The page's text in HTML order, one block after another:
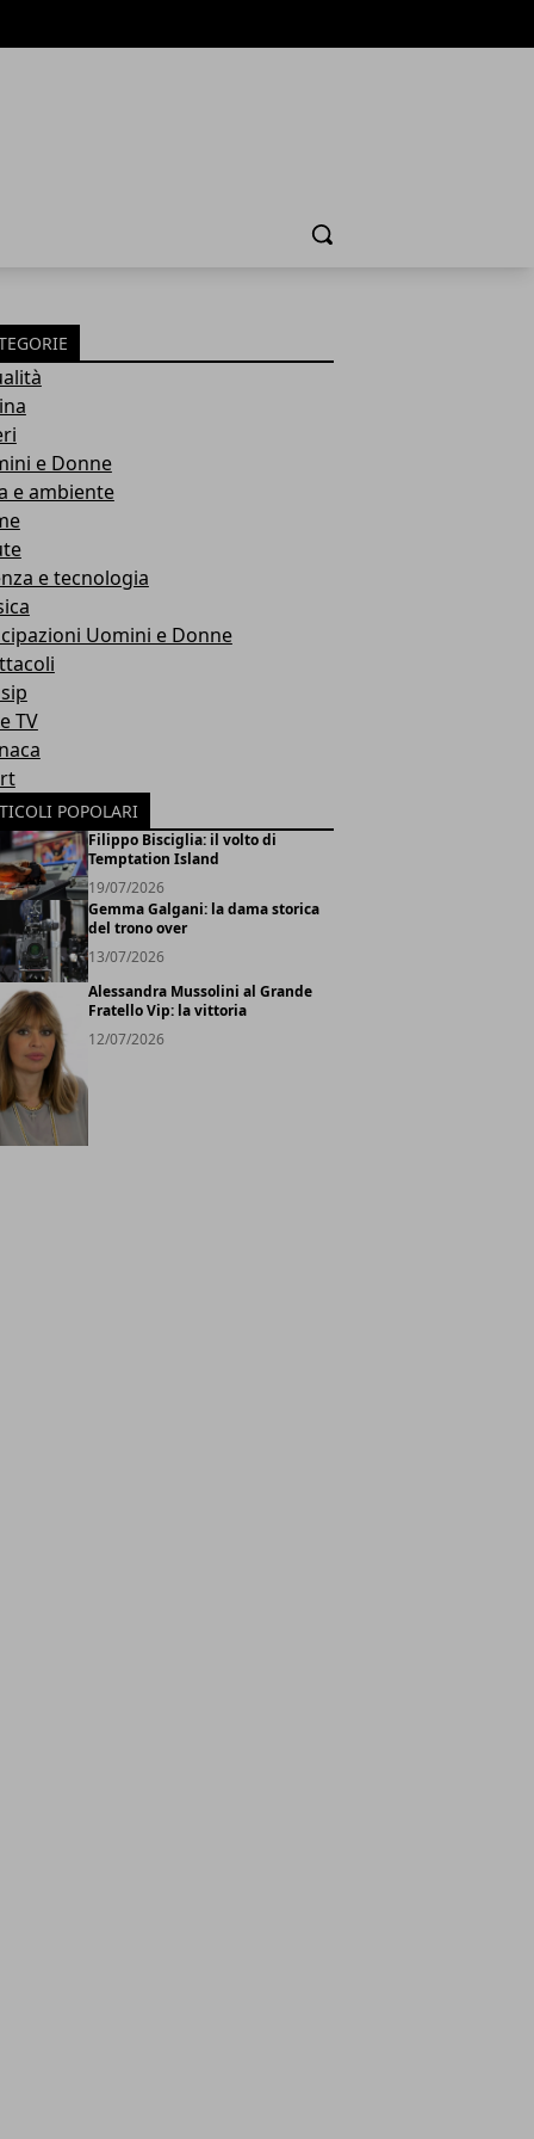
Cerca
e Donne
e ambiente
e tecnologia
Uomini e Donne
TV
POPOLARI
Filippo Bisciglia: il volto di
Temptation Island
19/07/2026
Gemma Galgani: la dama storica
del trono over
13/07/2026
Alessandra Mussolini al Grande
Fratello Vip: la vittoria
12/07/2026